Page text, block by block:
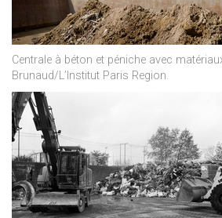
Centrale à béton et péniche avec
Brunaud/L’Institut Paris Region.